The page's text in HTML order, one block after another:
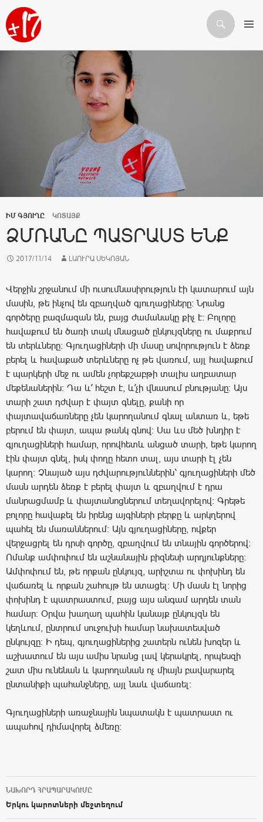
Որոնում
ԱՆՑՆԵԼ ԲՈՎԱՆԴԱԿՈՒԹՅԱՆԸ
ԻՄ ԳՅՈՒՂԸ ԿՈՏԱՅՔ
ՁՄՌԱՆԸ ՊԱՏՐԱՍՏ ԵՆՔ
2017/11/14 ԼԱՈՒՐԱ ՍԵԿՈՅԱՆ
Վերջին շրջանում մի ուսումնասիրություն էի կատարում այն
մասին, թե ինչով են զբաղված գյուղացիները։ Նրանց
գործերը բազմազան են, բայց ժամանակը քիչ է։ Բոլորը
հավաքում են ծառի տակ մնացած ընկույզները ու մաքրում
են տերևները։ Գյուղացիների մի մասը սովորություն է ձեռք
բերել և հավաքած տերևները ոչ թե վառում, այլ հավաքում
է պարկերի մեջ ու ամեն չորեքշաբթի տալիս աղբատար
մեքենաներին։ Դա և՛ հեշտ է, և՛չի վնասում բնությանը։ Այս
տարի շատ դժվար է փայտ գնելը, քանի որ
փայտավաճառները չեն կարողանում գնալ անտառ և, եթե
բերում են փայտ, ապա թանկ գնով։ Սա ևս մեծ խնդիր է
գյուղացիների համար, որովհետև անցած տարի, եթե կարող
էին փայտ գնել, իսկ փողը հետո տալ, այս տարի էլ չեն
կարող։ Չնայած այս դժվարություններին՝ գյուղացիների մեծ
մասն արդեն ձեռք է բերել փայտ և զբաղվում է դրա
մանրացմամբ և փայտանոցներում տեղավորելով։ Գրեթե
բոլորը հավաքել են իրենց այգիների բերքը և արկղերով
պահել են մառաններում։ Այն գյուղացիները, ովքեր
վերջացրել են դրսի գործը, զբաղվում են տնային գործերով։
Ոմանք ամփոփում են աշնանային բիզնեսի արդյունքները։
Ամփոփում են, թե որքան ընկույզ, արիշտա ու փոխինդ են
վաճառել և որքան շահույթ են ստացել։ Մի մասն էլ նորից
փոխինդ է պատրաստում, բայց այս անգամ արդեն տան
համար։ Օրվա խաղաղ պահին կանայք ընկույզն են
կեղևում, ընտրում սուջուխի համար նախատեսված
ընկույզը։ Ի դեպ, գյուղացիներից շատերն ունեն խոզեր և
աշխատում են այս ամիս նրանց լավ կերակրել, որպեսզի
շատ միս ունենան և կարողանան ոչ միայն բավարարել
ընտանիքի պահանջները, այլ նաև վաճառել։
Գյուղացիների առաջնային նպատակն է պատրաստ ու
ապահով դիմավորել ձմեռը։
Post navigation
ՆԱԽՈՐԴ ՀՐԱՊԱՐԱԿՈՒՄԸ
Երկու կարոտների մեջտեղում